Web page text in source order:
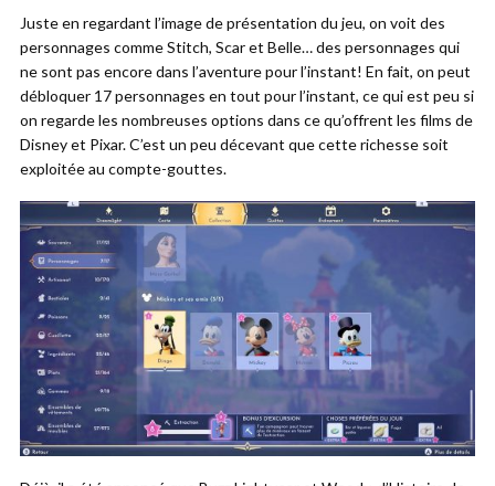
Juste en regardant l’image de présentation du jeu, on voit des
personnages comme Stitch, Scar et Belle… des personnages qui
ne sont pas encore dans l’aventure pour l’instant! En fait, on peut
débloquer 17 personnages en tout pour l’instant, ce qui est peu si
on regarde les nombreuses options dans ce qu’offrent les films de
Disney et Pixar. C’est un peu décevant que cette richesse soit
exploitée au compte-gouttes.